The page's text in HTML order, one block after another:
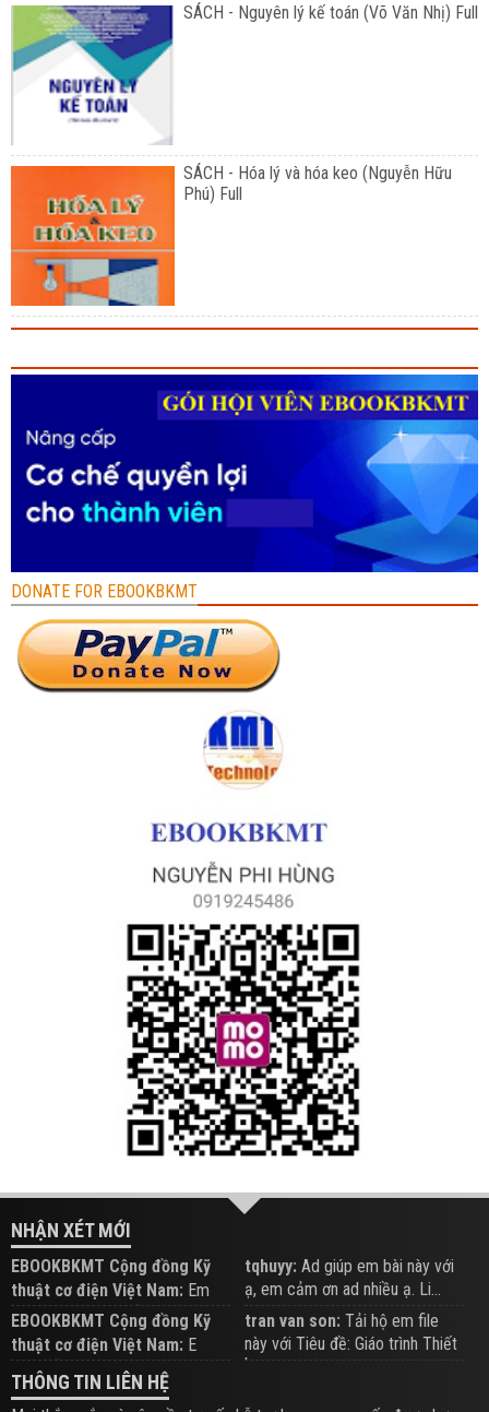
SÁCH - Nguyên lý kế toán (Võ Văn Nhị) Full
SÁCH - Hóa lý và hóa keo (Nguyễn Hữu
Phú) Full
DONATE FOR EBOOKBKMT
NHẬN XÉT MỚI
EBOOKBKMT Cộng đồng Kỹ
thuật cơ điện Việt Nam: Em
đăng trên Group hỗ trợ nhé
tqhuyy: Ad giúp em bài này với
ạ, em cảm ơn ad nhiều ạ. Li...
EBOOKBKMT Cộng đồng Kỹ
thuật cơ điện Việt Nam: E
xem hỗ trợ trên Group
tran van son: Tải hộ em file
này với Tiêu đề: Giáo trình Thiết
b...
THÔNG TIN LIÊN HỆ